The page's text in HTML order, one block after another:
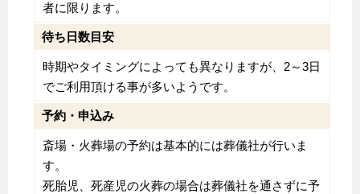
者に限ります。
待ち日数目安
時期やタイミングによっても異なりますが、2～3日
でご利用頂ける事が多いようです。
予約・申込み
斎場・火葬場の予約は基本的には葬儀社が行いま
す。
死胎児、死産児の火葬の場合は葬儀社を通さずに予